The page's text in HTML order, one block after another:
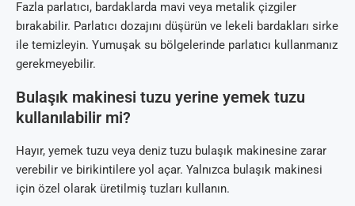
Fazla parlatıcı, bardaklarda mavi veya metalik çizgiler
bırakabilir. Parlatıcı dozajını düşürün ve lekeli bardakları sirke
ile temizleyin. Yumuşak su bölgelerinde parlatıcı kullanmanız
gerekmeyebilir.
Bulaşık makinesi tuzu yerine yemek tuzu
kullanılabilir mi?
Hayır, yemek tuzu veya deniz tuzu bulaşık makinesine zarar
verebilir ve birikintilere yol açar. Yalnızca bulaşık makinesi
için özel olarak üretilmiş tuzları kullanın.